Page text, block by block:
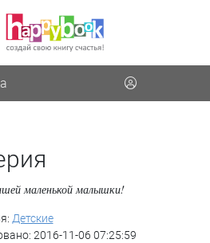
маленькой малышки!
Детские
2016-11-06 07:25:59